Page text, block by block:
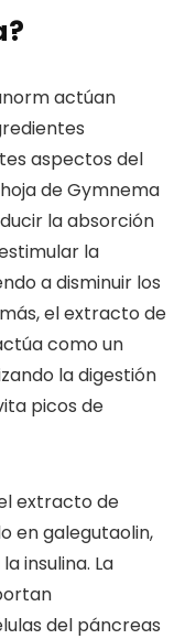
actúan
aspectos del
de Gymnema
la absorción
la
a disminuir los
el extracto de
como un
la digestión
picos de
extracto de
en galegutaolin,
insulina. La
del páncreas